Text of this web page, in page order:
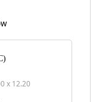
x 12.20